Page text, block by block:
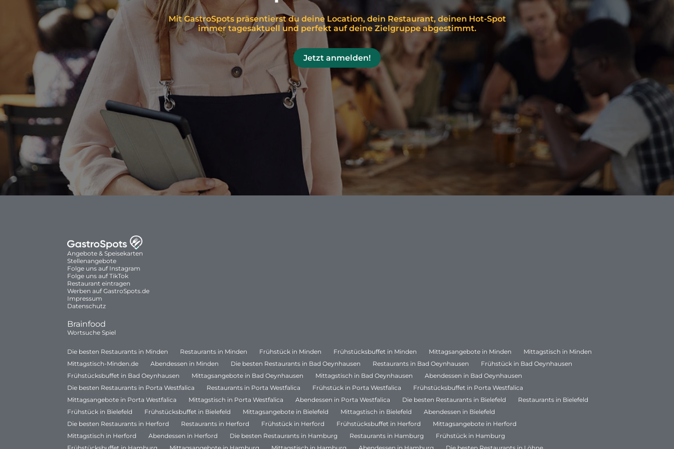
Mit GastroSpots präsentierst du deine Location, dein Restaurant, deinen Hot-Spot
immer tagesaktuell und perfekt auf deine Zielgruppe abgestimmt.
Jetzt anmelden!
Angebote & Speisekarten
Stellenangebote
Folge uns auf Instagram
Folge uns auf TikTok
Restaurant eintragen
Werben auf GastroSpots.de
Impressum
Datenschutz
Brainfood
Wortsuche Spiel
Die besten Restaurants in Minden Restaurants in Minden Frühstück in Minden Frühstücksbuffet in Minden Mittagsangebote in Minden
Mittagstisch in Minden
Mittagstisch-Minden.de
Abendessen in Minden Die besten Restaurants in Bad Oeynhausen Restaurants in Bad Oeynhausen
Frühstück in Bad Oeynhausen
Frühstücksbuffet in Bad Oeynhausen
Mittagsangebote in Bad Oeynhausen Mittagstisch in Bad Oeynhausen
Abendessen in Bad Oeynhausen
Die besten Restaurants in Porta Westfalica
Restaurants in Porta Westfalica Frühstück in Porta Westfalica
Frühstücksbuffet in Porta Westfalica
Mittagsangebote in Porta Westfalica
Mittagstisch in Porta Westfalica Abendessen in Porta Westfalica Die besten Restaurants in Bielefeld
Restaurants in Bielefeld
Frühstück in Bielefeld
Frühstücksbuffet in Bielefeld Mittagsangebote in Bielefeld Mittagstisch in Bielefeld
Abendessen in Bielefeld
Die besten Restaurants in Herford
Restaurants in Herford Frühstück in Herford Frühstücksbuffet in Herford
Mittagsangebote in Herford
Mittagstisch in Herford
Abendessen in Herford Die besten Restaurants in Hamburg Restaurants in Hamburg
Frühstück in Hamburg